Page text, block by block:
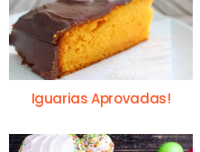
Iguarias Aprovadas!